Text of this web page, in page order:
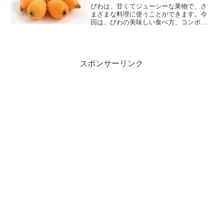
びわは、甘くてジューシーな果物で、さ
まざまな料理に使うことができます。今
回は、びわの美味しい食べ方、コンポー
スポンサーリンク